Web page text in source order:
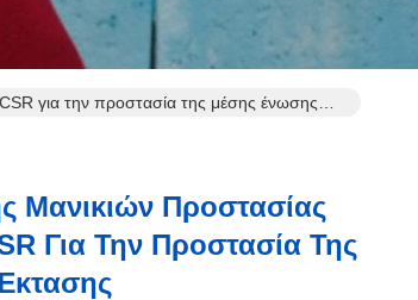
για την προστασία της μέσης ένωσης
Μανικιών Προστασίας
Για Την Προστασία Της